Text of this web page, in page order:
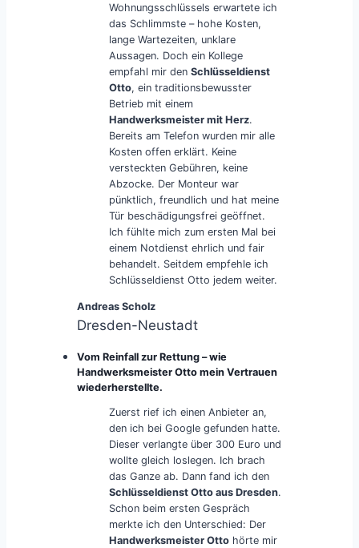
Wohnungsschlüssels erwartete ich
das Schlimmste – hohe Kosten,
lange Wartezeiten, unklare
Aussagen. Doch ein Kollege
empfahl mir den Schlüsseldienst
Otto, ein traditionsbewusster
Betrieb mit einem
Handwerksmeister mit Herz.
Bereits am Telefon wurden mir alle
Kosten offen erklärt. Keine
versteckten Gebühren, keine
Abzocke. Der Monteur war
pünktlich, freundlich und hat meine
Tür beschädigungsfrei geöffnet.
Ich fühlte mich zum ersten Mal bei
einem Notdienst ehrlich und fair
behandelt. Seitdem empfehle ich
Schlüsseldienst Otto jedem weiter.
Andreas Scholz
Dresden-Neustadt
Vom Reinfall zur Rettung – wie
Handwerksmeister Otto mein Vertrauen
wiederherstellte.
Zuerst rief ich einen Anbieter an,
den ich bei Google gefunden hatte.
Dieser verlangte über 300 Euro und
wollte gleich loslegen. Ich brach
das Ganze ab. Dann fand ich den
Schlüsseldienst Otto aus Dresden.
Schon beim ersten Gespräch
merkte ich den Unterschied: Der
Handwerksmeister Otto hörte mir